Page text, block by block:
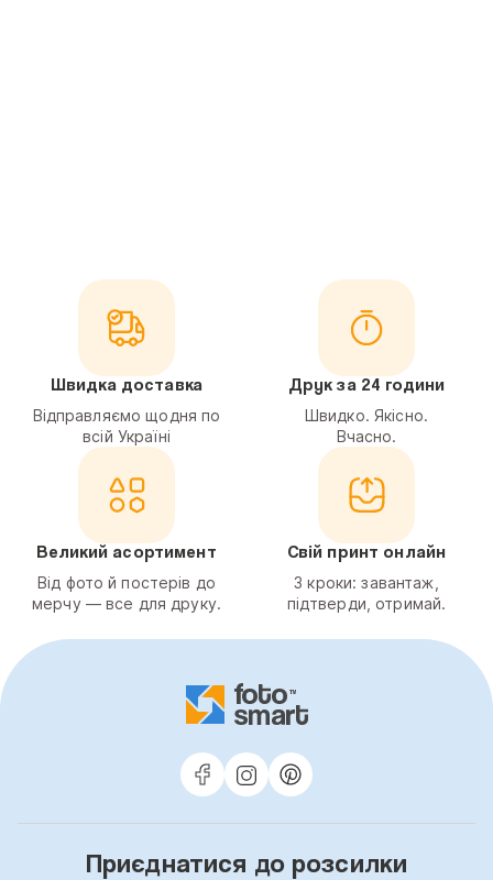
Швидка доставка
Відправляємо щодня по
всій Україні
Друк за 24 години
Швидко. Якісно.
Вчасно.
Великий асортимент
Від фото й постерів до
мерчу — все для друку.
Свій принт онлайн
3 кроки: завантаж,
підтверди, отримай.
Приєднатися до розсилки